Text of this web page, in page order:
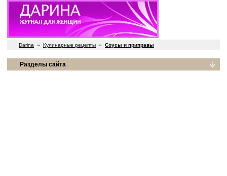
Darina » Кулинарные рецепты » Соусы и приправы
Разделы сайта